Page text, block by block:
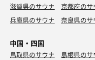
滋賀県のサウナ 京都府のサ
兵庫県のサウナ
奈良県のサ
中国・四国
鳥取県のサウナ 島根県のサ